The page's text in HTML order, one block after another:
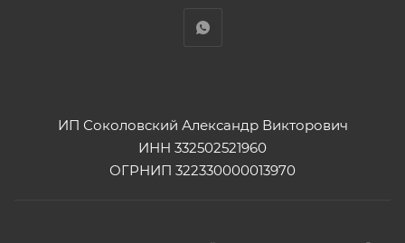
ИП Соколовский Александр Викторович
ИНН 332502521960
ОГРНИП 322330000013970